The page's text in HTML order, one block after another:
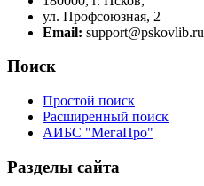
ул. Профсоюзная, 2
Email: support@pskovlib.ru
Поиск
Простой поиск
Расширенный поиск
АИБС "МегаПро"
Разделы сайта